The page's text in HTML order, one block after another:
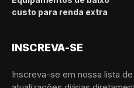
custo para renda extra
INSCREVA-SE
Inscreva-se em nossa lista